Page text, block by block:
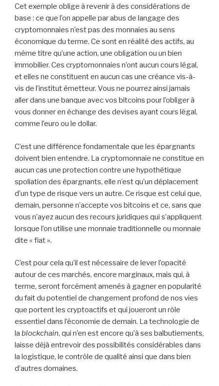
Cet exemple oblige à revenir à des considérations de
base : ce que l’on appelle par abus de langage des
cryptomonnaies n’est pas des monnaies au sens
économique du terme. Ce sont en réalité des actifs, au
même titre qu’une action, une obligation ou un bien
immobilier. Ces cryptomonnaies n’ont aucun cours légal,
et elles ne constituent en aucun cas une créance vis-à-
vis de l’institut émetteur. Vous ne pourrez ainsi jamais
aller dans une banque avec vos bitcoins pour l’obliger à
vous donner en échange des devises ayant cours légal,
comme l’euro ou le dollar.
C’est une différence fondamentale que les épargnants
doivent bien entendre. La cryptomonnaie ne constitue en
aucun cas une protection contre une hypothétique
spoliation des épargnants, elle n’est qu’un déplacement
d’un type de risque vers un autre. Ce risque est celui que,
demain, personne n’accepte vos bitcoins et ce, sans que
vous n’ayez aucun des recours juridiques qui s’appliquent
lorsque l’on utilise une monnaie traditionnelle ou monnaie
dite « fiat ».
C’est pour cela qu’il est nécessaire de lever l’opacité
autour de ces marchés, encore marginaux, mais qui, à
terme, seront forcément amenés à gagner en popularité
du fait du potentiel de changement profond de nos vies
que portent les cryptoactifs et qui joueront un rôle
essentiel dans l’économie de demain. La technologie de
la blockchain, qui n’en est encore qu’à ses balbutiements,
laisse déjà entrevoir des possibilités considérables dans
la logistique, le contrôle de qualité ainsi que dans bien
d’autres domaines.